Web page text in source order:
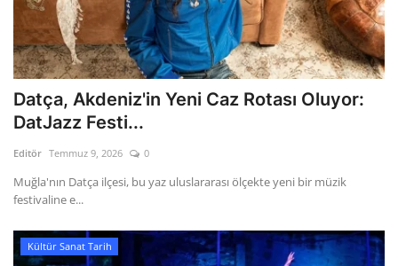
Datça, Akdeniz'in Yeni Caz Rotası Oluyor:
DatJazz Festi...
Editör Temmuz 9, 2026 0
Muğla'nın Datça ilçesi, bu yaz uluslararası ölçekte yeni bir müzik
festivaline e...
Kültür Sanat Tarih